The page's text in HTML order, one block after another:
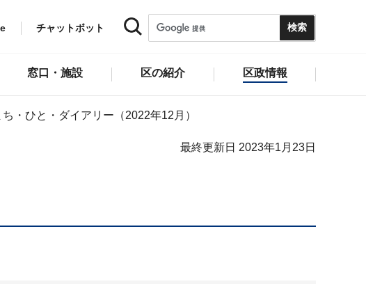
チャットボット
窓口・施設 区の紹介 区政情報
ち・ひと・ダイアリー（2022年12月）
最終更新日 2023年1月23日